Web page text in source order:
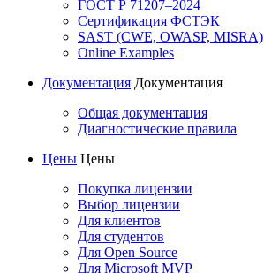
ГОСТ Р 71207–2024
Сертификация ФСТЭК
SAST (CWE, OWASP, MISRA)
Online Examples
Документация Документация
Общая документация
Диагностические правила
Цены Цены
Покупка лицензии
Выбор лицензии
Для клиентов
Для студентов
Для Open Source
Для Microsoft MVP